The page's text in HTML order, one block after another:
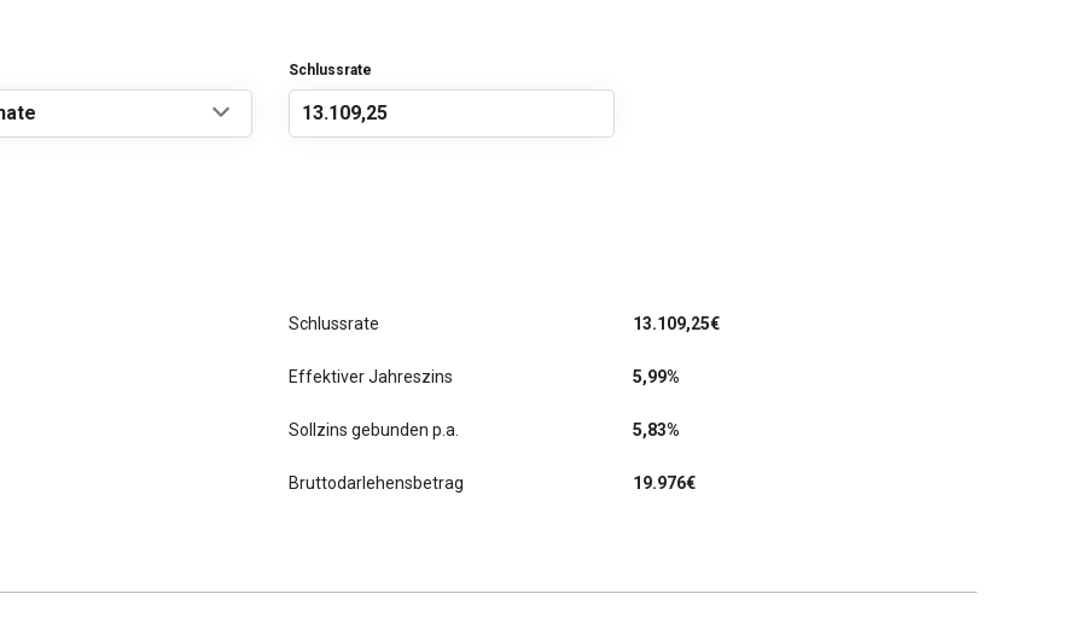
Schlussrate
Schlussrate 13.109,25€
Effektiver Jahreszins 5,99%
Sollzins gebunden p.a. 5,83%
Bruttodarlehensbetrag 19.976€